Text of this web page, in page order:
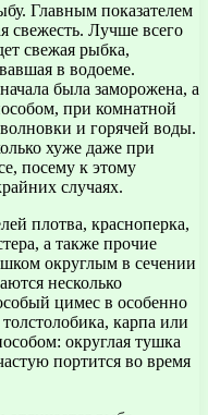
Главным показателем
свежесть. Лучше всего
свежая рыбка,
в водоеме.
была заморожена, а
при комнатной
и горячей воды.
хуже даже при
посему к этому
случаях.
плотва, красноперка,
а также прочие
округлым в сечении
несколько
цимес в особенно
карпа или
округлая тушка
портится во время